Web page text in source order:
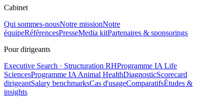
Cabinet
Qui sommes-nousNotre missionNotre
équipeRéférencesPresseMedia kitPartenaires & sponsorings
Pour dirigeants
Executive Search · Structuration RHProgramme IA Life
SciencesProgramme IA Animal HealthDiagnosticScorecard
dirigeantSalary benchmarksCas d'usageComparatifsÉtudes &
insights